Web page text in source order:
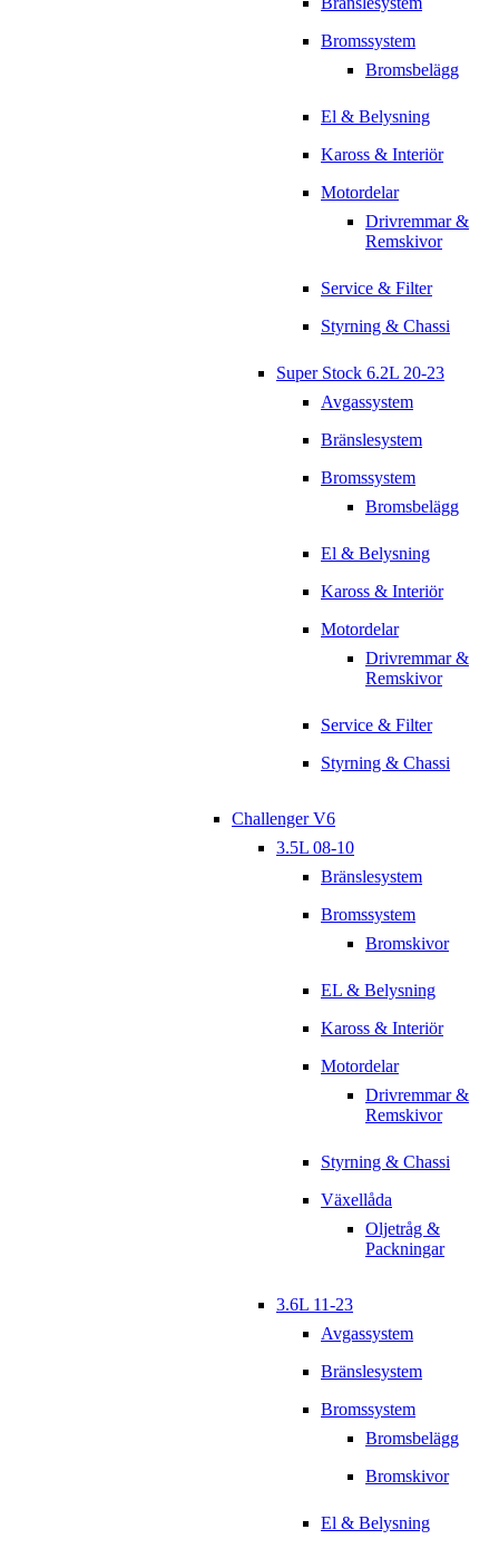
Bromssystem
Bromsbelägg
El & Belysning
Kaross & Interiör
Motordelar
Drivremmar &
Remskivor
Service & Filter
Styrning & Chassi
Super Stock 6.2L 20-23
Avgassystem
Bränslesystem
Bromssystem
Bromsbelägg
El & Belysning
Kaross & Interiör
Motordelar
Drivremmar &
Remskivor
Service & Filter
Styrning & Chassi
Challenger V6
3.5L 08-10
Bränslesystem
Bromssystem
Bromskivor
EL & Belysning
Kaross & Interiör
Motordelar
Drivremmar &
Remskivor
Styrning & Chassi
Växellåda
Oljetråg &
Packningar
3.6L 11-23
Avgassystem
Bränslesystem
Bromssystem
Bromsbelägg
Bromskivor
El & Belysning